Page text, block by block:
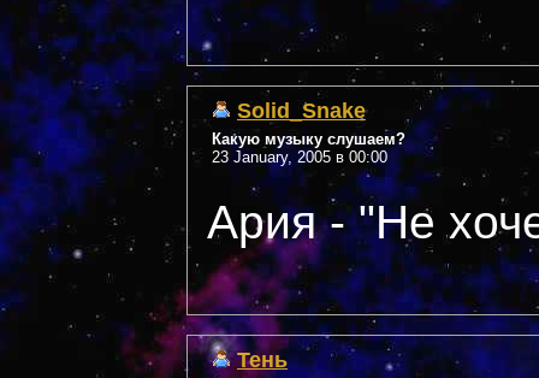
Solid_Snake
Какую музыку слушаем?
23 January, 2005 в 00:00
Ария - "Не
Тень